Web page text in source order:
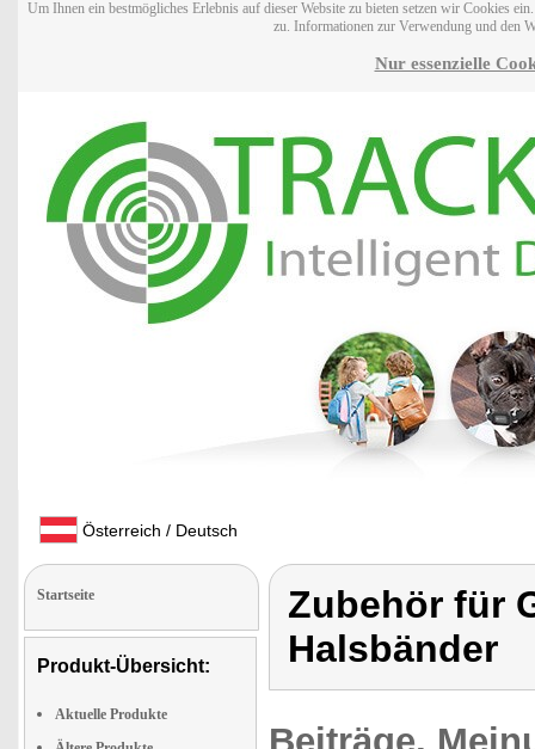
Um Ihnen ein bestmögliches Erlebnis auf dieser Website zu bieten setzen wir Cookies
zu. Informationen zur Verwendung und den
Nur essenzielle
Österreich / Deutsch
Startseite
Produkt-Übersicht:
Aktuelle Produkte
Zubehör für
Halsbänder